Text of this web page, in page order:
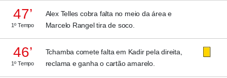
47’
1º Tempo
Alex Telles cobra falta no meio da área e
Marcelo Rangel tira de soco.
46’
1º Tempo
Tchamba comete falta em Kadir pela direita,
reclama e ganha o cartão amarelo.